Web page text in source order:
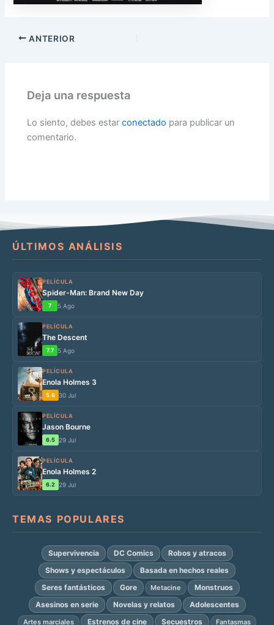
ANTERIOR
Deja una respuesta
Lo siento, debes estarconectado para publicar un
comentario.
ÚLTIMOS ANÁLISIS
PELÍCULA
Spider-Man: Brand New Day
7 5 Ago
PELÍCULA
The Descent
7.7 5 Ago
PELÍCULA
Enola Holmes 3
5.6 30 Jul
PELÍCULA
Jason Bourne
6.5 29 Jul
PELÍCULA
Enola Holmes 2
6.2 29 Jul
TEMAS POPULARES
Supervivencia DC Comics
Robos y atracos
Shows y espectáculos
Basada en hechos reales
Seres fantásticos
Gore Metacine
Monstruos
Asesinos en serie
Novelas y relatos Adolescentes
Artes marciales Estrenos de cine Secuestros Fantasmas